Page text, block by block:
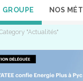
GROUPE NOS
"Actualités"